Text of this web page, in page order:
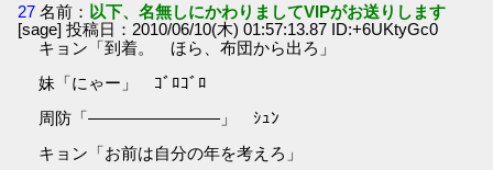
27 名前： 以下、名無しにかわりましてVIPがお送りします
[sage] 投稿日：2010/06/10(木) 01:57:13.87 ID:+6UKtyGc0
キョン「到着。 ほら、布団から出ろ」
妹「にゃー」 ｺﾞﾛｺﾞﾛ
周防「――――――――」 ｼｭﾝ
キョン「お前は自分の年を考えろ」